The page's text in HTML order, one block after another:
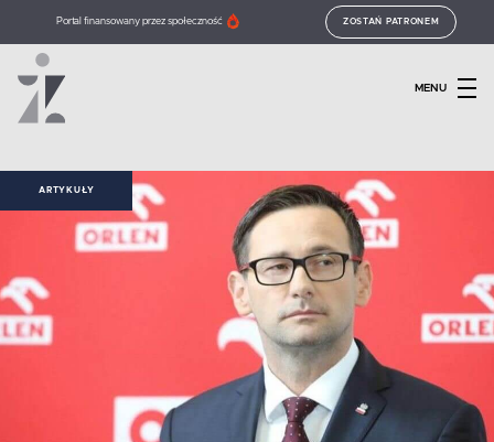
Portal finansowany przez społeczność ZOSTAŃ PATRONEM
MENU
ARTYKUŁY